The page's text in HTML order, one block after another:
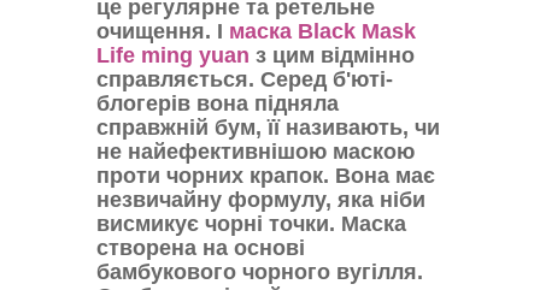
це регулярне та ретельне
очищення. І маска Black Mask
Life ming yuan з цим відмінно
справляється. Серед б'юті-
блогерів вона підняла
справжній бум, її називають, чи
не найефективнішою маскою
проти чорних крапок. Вона має
незвичайну формулу, яка ніби
висмикує чорні точки. Маска
створена на основі
бамбукового чорного вугілля.